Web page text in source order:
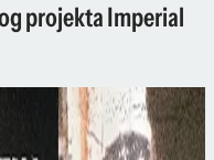
projekta Imperial